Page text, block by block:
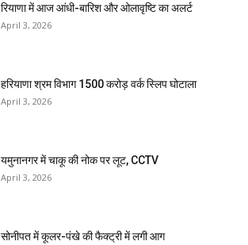
रियाणा में आज आंधी-बारिश और ओलावृष्टि का अलर्ट
April 3, 2026
हरियाणा श्रम विभाग 1500 करोड़ वर्क स्लिप घोटाला
April 3, 2026
यमुनानगर में चाकू की नोक पर लूट, CCTV
April 3, 2026
सोनीपत में कूलर-पंखे की फैक्ट्री में लगी आग